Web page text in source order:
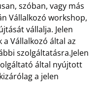
szóban, vagy más
Vállalkozó workshop,
vállalja. Jelen
Vállalkozó által az
szolgáltatásra.Jelen
által nyújtott
a jelen